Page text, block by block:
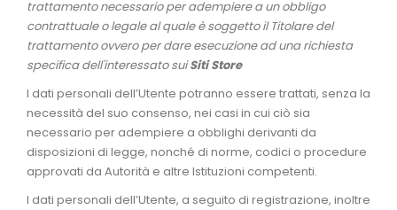
trattamento necessario per adempiere a un obbligo
contrattuale o legale al quale è soggetto il Titolare del
trattamento ovvero per dare esecuzione ad una richiesta
specifica dell'interessato suiSiti Store
I dati personali dell’Utente potranno essere trattati, senza la
necessità del suo consenso, nei casi in cui ciò sia
necessario per adempiere a obblighi derivanti da
disposizioni di legge, nonché di norme, codici o procedure
approvati da Autorità e altre Istituzioni competenti.
I dati personali dell’Utente, a seguito di registrazione, inoltre